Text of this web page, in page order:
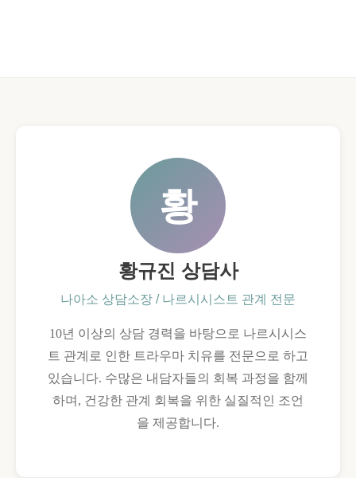
황
황규진 상담사
나아소 상담소장 / 나르시시스트 관계 전문
10년 이상의 상담 경력을 바탕으로 나르시시스
트 관계로 인한 트라우마 치유를 전문으로 하고
있습니다. 수많은 내담자들의 회복 과정을 함께
하며, 건강한 관계 회복을 위한 실질적인 조언
을 제공합니다.